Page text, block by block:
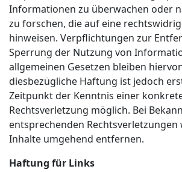
Informationen zu überwachen oder
zu forschen, die auf eine
hinweisen. Verpflichtungen zur
Sperrung der Nutzung von
allgemeinen Gesetzen bleiben
diesbezügliche Haftung ist jedoch
Zeitpunkt der Kenntnis einer
Rechtsverletzung möglich. Bei
entsprechenden
Inhalte umgehend entfernen.
Haftung für Links